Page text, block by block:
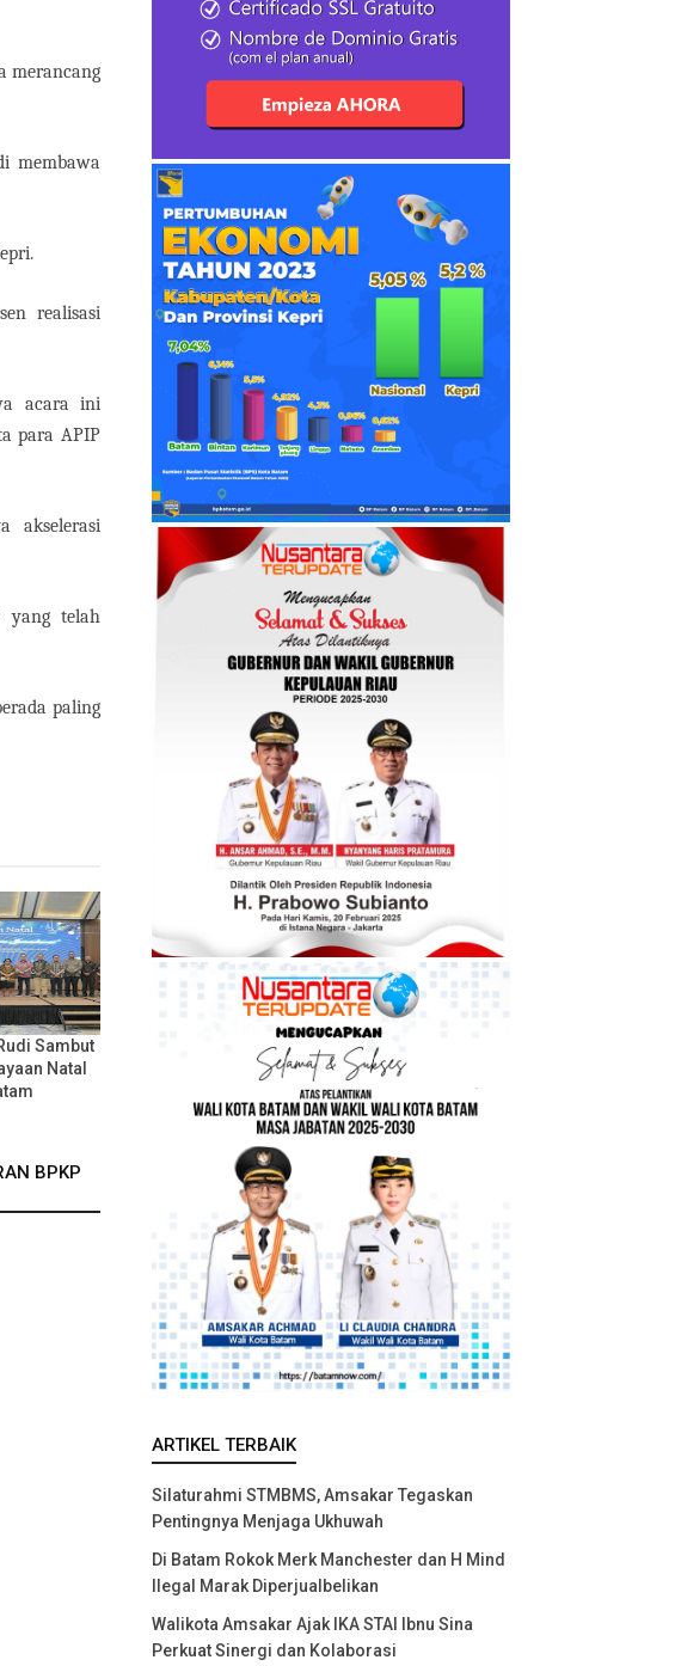
merancang
membawa
realisasi
acara ini
para APIP
akselerasi
yang telah
paling
Sambut
Natal
BPKP
ARTIKEL TERBAIK
Silaturahmi STMBMS, Amsakar Tegaskan
Pentingnya Menjaga Ukhuwah
Di Batam Rokok Merk Manchester dan H Mind
Ilegal Marak Diperjualbelikan
Walikota Amsakar Ajak IKA STAI Ibnu Sina
Perkuat Sinergi dan Kolaborasi